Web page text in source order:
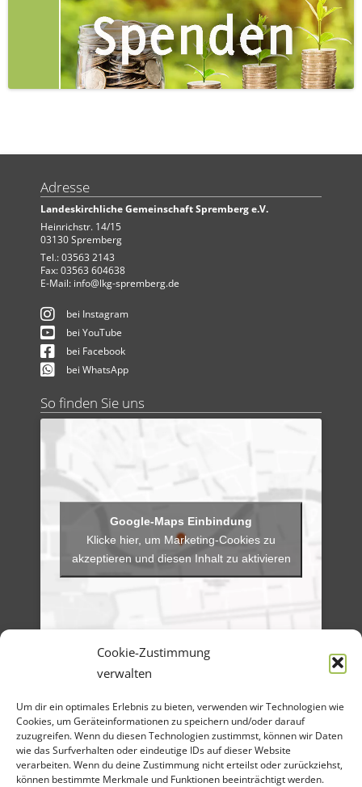
Cookie-Zustimmung
verwalten
Um dir ein optimales Erlebnis zu bieten, verwenden wir Technologien wie
Cookies, um Geräteinformationen zu speichern und/oder darauf
zuzugreifen. Wenn du diesen Technologien zustimmst, können wir Daten
wie das Surfverhalten oder eindeutige IDs auf dieser Website
verarbeiten. Wenn du deine Zustimmung nicht erteilst oder zurückziehst,
können bestimmte Merkmale und Funktionen beeinträchtigt werden.
Adresse
Landeskirchliche Gemeinschaft Spremberg e.V.
Heinrichstr. 14/15
03130 Spremberg
Tel.: 03563 2143
Fax: 03563 604638
E-Mail: info@lkg-spremberg.de
bei Instagram
bei YouTube
bei Facebook
bei WhatsApp
So finden Sie uns
Klicke hier, um Marketing-Cookies zu
akzeptieren und diesen Inhalt zu aktivieren
Artikel-Archiv
Veranstaltungen
Angebote
Bilder-Galerien
Material
Spenden